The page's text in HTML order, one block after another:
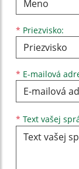
* Priezvisko:
* E-mailová
* Text vašej